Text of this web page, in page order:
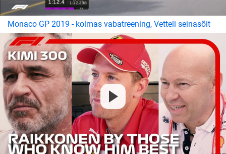
Monaco GP 2019 - kolmas vabatreening, Vetteli seinasõit